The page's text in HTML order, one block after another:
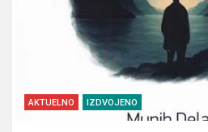
AKTUELNO IZDVOJENO